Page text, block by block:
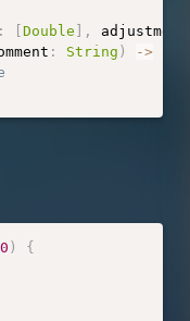
: Double ,
: String ) ->
)
{